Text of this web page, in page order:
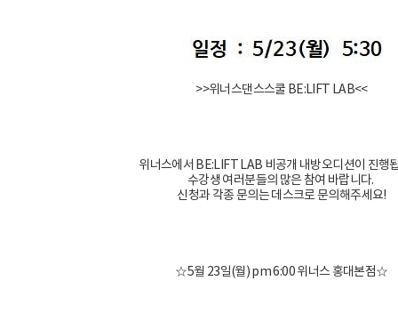
>>위너스댄스스쿨 BE:LIFT LAB<<
위너스에서 BE:LIFT LAB 비공개 내방오디션이 진행
수강생 여러분들의 많은 참여 바랍니다.
신청과 각종 문의는 데스크로 문의해주세요!
☆5월 23일(월) pm 6:00 위너스 홍대본점☆